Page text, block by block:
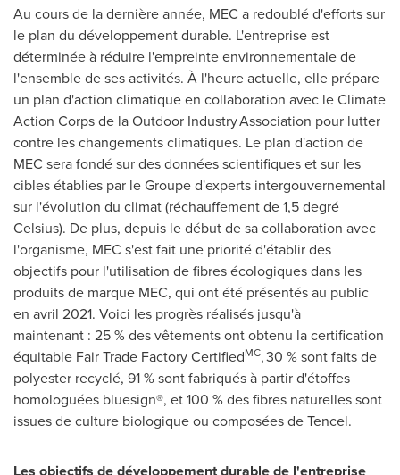
Au cours de la dernière année, MEC a redoublé d'efforts sur
le plan du développement durable. L'entreprise est
déterminée à réduire l'empreinte environnementale de
l'ensemble de ses activités. À l'heure actuelle, elle prépare
un plan d'action climatique en collaboration avec le Climate
Action Corps de la Outdoor Industry Association pour lutter
contre les changements climatiques. Le plan d'action de
MEC sera fondé sur des données scientifiques et sur les
cibles établies par le Groupe d'experts intergouvernemental
sur l'évolution du climat (réchauffement de 1,5 degré
Celsius). De plus, depuis le début de sa collaboration avec
l'organisme, MEC s'est fait une priorité d'établir des
objectifs pour l'utilisation de fibres écologiques dans les
produits de marque MEC, qui ont été présentés au public
en avril 2021. Voici les progrès réalisés jusqu'à
maintenant : 25 % des vêtements ont obtenu la certification
équitable Fair Trade Factory CertifiedMC, 30 % sont faits de
polyester recyclé, 91 % sont fabriqués à partir d'étoffes
homologuées bluesign®, et 100 % des fibres naturelles sont
issues de culture biologique ou composées de Tencel.
Les objectifs de développement durable de l'entreprise